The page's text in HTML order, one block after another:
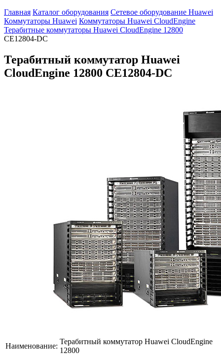
Главная Каталог оборудования Сетевое оборудование Huawei
Коммутаторы Huawei Коммутаторы Huawei CloudEngine
Терабитные коммутаторы Huawei CloudEngine 12800
CE12804-DC
Терабитный коммутатор Huawei
CloudEngine 12800 CE12804-DC
Наименование:
Терабитный коммутатор Huawei CloudEngine
12800